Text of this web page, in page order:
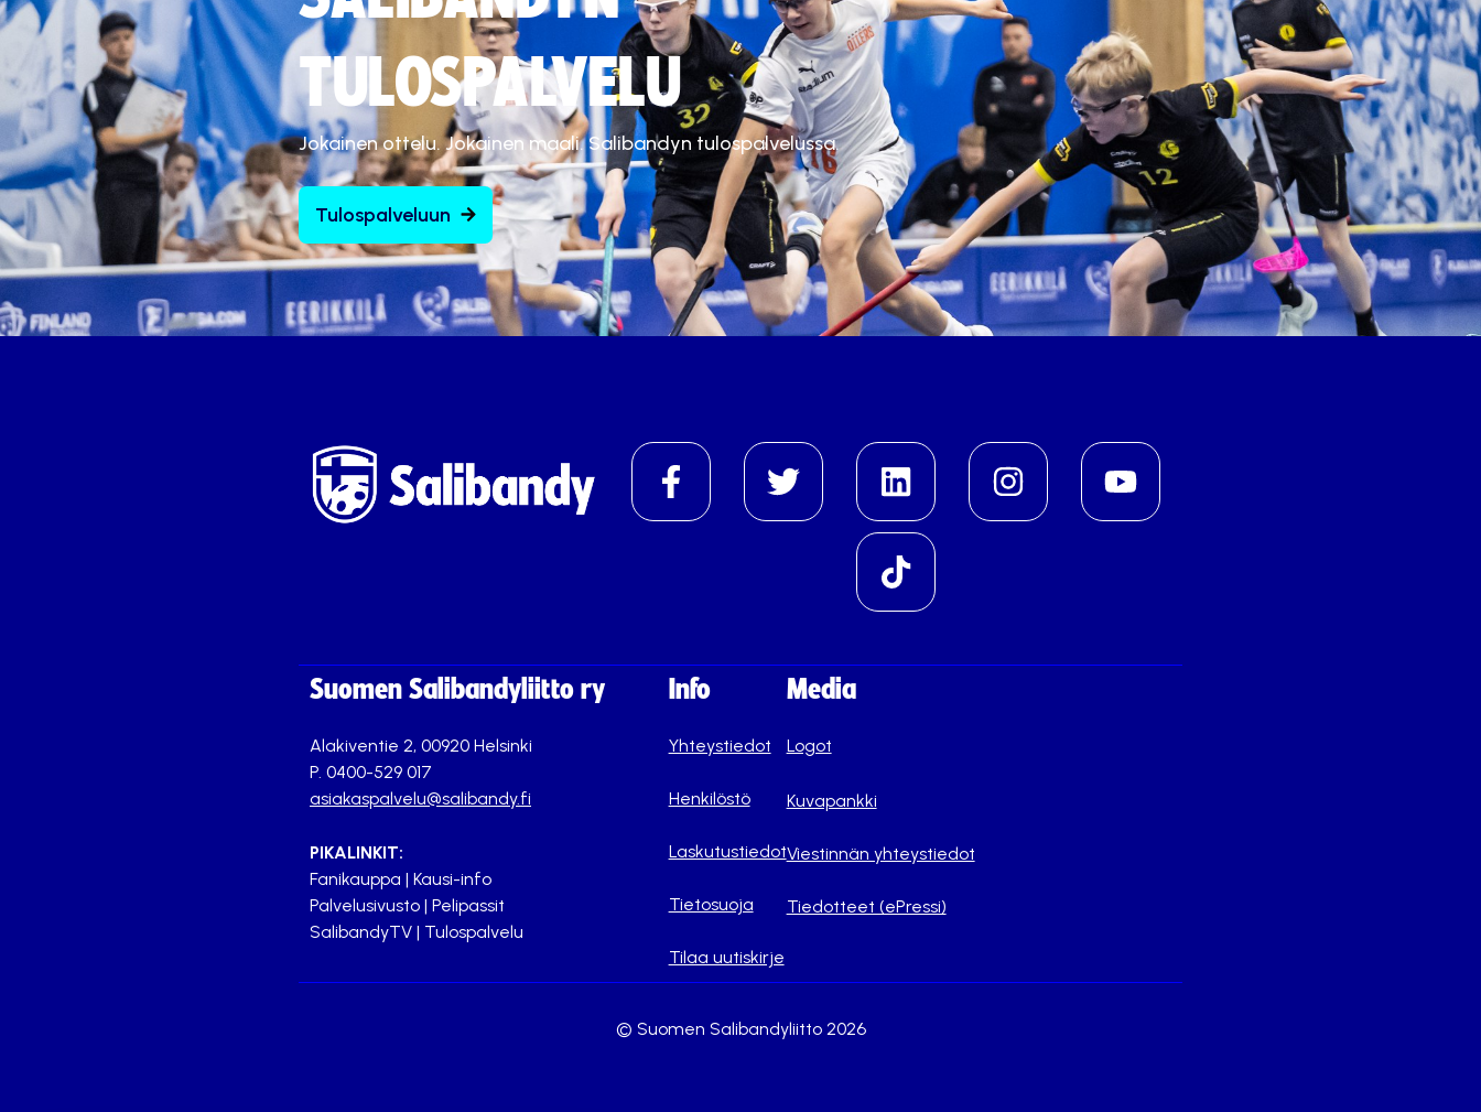
TULOSPALVELU
Jokainen ottelu. Jokainen maali. Salibandyn tulospalvelussa.
Tulospalveluun
Suomen Salibandyliitto ry
Alakiventie 2, 00920 Helsinki
P. 0400-529 017
asiakaspalvelu@salibandy.fi
PIKALINKIT:
Fanikauppa | Kausi-info
Palvelusivusto | Pelipassit
SalibandyTV | Tulospalvelu
Info
Yhteystiedot
Henkilöstö
Laskutustiedot
Tietosuoja
Tilaa uutiskirje
Media
Logot
Kuvapankki
Viestinnän yhteystiedot
Tiedotteet (ePressi)
© Suomen Salibandyliitto 2026